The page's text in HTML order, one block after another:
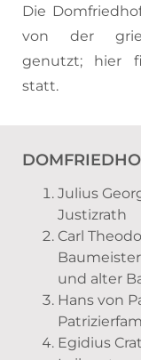
Die
von der
genutzt; hier
statt.
Julius
Justizrath
Carl
Baumeister
und alter
Hans von
Egidius